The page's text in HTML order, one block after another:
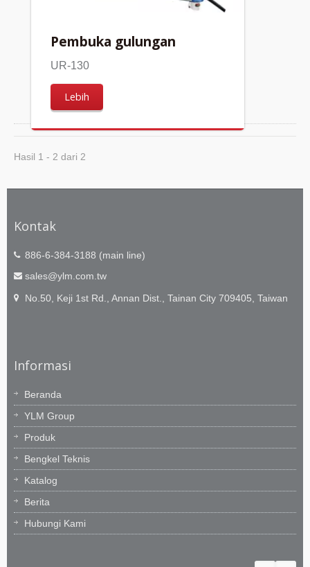
Pembuka gulungan
UR-130
Lebih
Hasil 1 - 2 dari 2
Kontak
886-6-384-3188 (main line)
sales@ylm.com.tw
No.50, Keji 1st Rd., Annan Dist., Tainan City 709405, Taiwan
Informasi
Beranda
YLM Group
Produk
Bengkel Teknis
Katalog
Berita
Hubungi Kami